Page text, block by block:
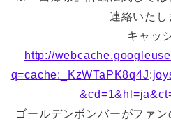
連絡いたし
キャッ
http://
q=cache:_KzWTaPK8q4J:
ゴールデンボンバーがファ